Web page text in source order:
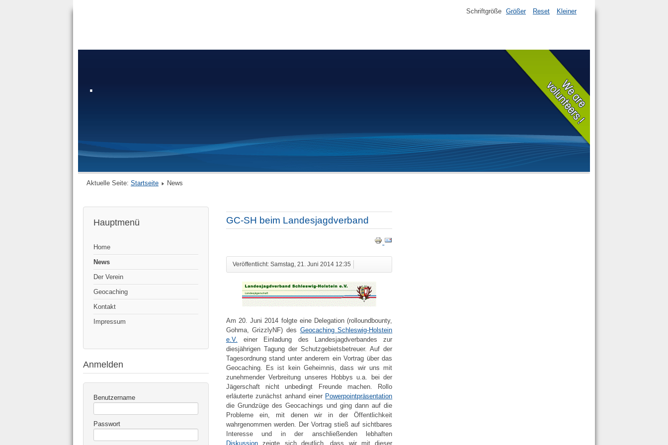
.
Schriftgröße Größer Reset Kleiner
Aktuelle Seite: Startseite News
Hauptmenü
Home
News
Der Verein
Geocaching
Kontakt
Impressum
Anmelden
Benutzername
Passwort
GC-SH beim Landesjagdverband
Veröffentlicht: Samstag, 21. Juni 2014 12:35
Am 20. Juni 2014 folgte eine Delegation (rolloundbounty,
Gohma, GrizzlyNF) des Geocaching Schleswig-Holstein
e.V. einer Einladung des Landesjagdverbandes zur
diesjährigen Tagung der Schutzgebietsbetreuer. Auf der
Tagesordnung stand unter anderem ein Vortrag über das
Geocaching. Es ist kein Geheimnis, dass wir uns mit
zunehmender Verbreitung unseres Hobbys u.a. bei der
Jägerschaft nicht unbedingt Freunde machen. Rollo
erläuterte zunächst anhand einer Powerpointpräsentation
die Grundzüge des Geocachings und ging dann auf die
Probleme ein, mit denen wir in der Öffentlichkeit
wahrgenommen werden. Der Vortrag stieß auf sichtbares
Interesse und in der anschließenden lebhaften
Diskussionzeigte sich deutlich, dass wir mit dieser